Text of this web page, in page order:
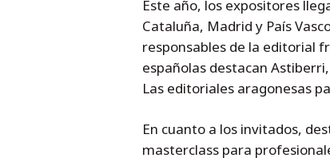
Este año, los expositores
Cataluña, Madrid y País
responsables de la editorial
españolas destacan
Las editoriales aragonesas
En cuanto a los invitados,
masterclass para